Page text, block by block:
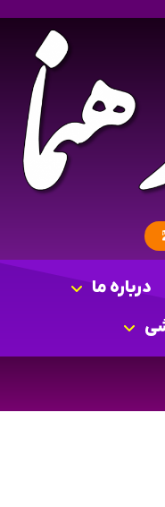
درباره ما